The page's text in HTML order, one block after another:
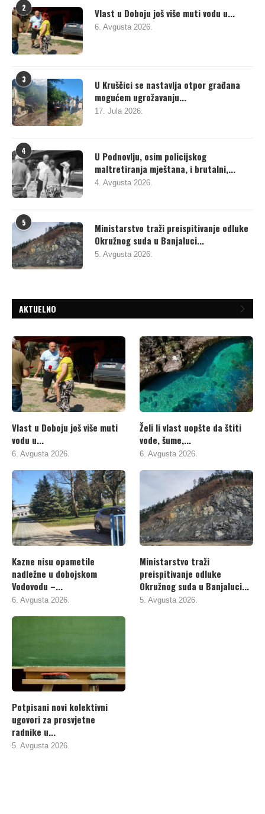
2 Vlast u Doboju još više muti vodu u...
6. Avgusta 2026.
3
U Kruščici se nastavlja otpor građana
mogućem ugrožavanju...
17. Jula 2026.
4
U Podnovlju, osim policijskog
maltretiranja mještana, i brutalni,...
4. Avgusta 2026.
5
Ministarstvo traži preispitivanje odluke
Okružnog suda u Banjaluci...
5. Avgusta 2026.
AKTUELNO
Vlast u Doboju još više muti
vodu u...
6. Avgusta 2026.
Želi li vlast uopšte da štiti
vode, šume,...
6. Avgusta 2026.
Kazne nisu opametile
nadležne u dobojskom
Vodovodu –...
6. Avgusta 2026.
Ministarstvo traži
preispitivanje odluke
Okružnog suda u Banjaluci...
5. Avgusta 2026.
Potpisani novi kolektivni
ugovori za prosvjetne
radnike u...
5. Avgusta 2026.